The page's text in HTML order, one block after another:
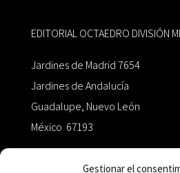
Gestionar el
EDITORIAL OCTAEDRO DIVISIÓN
Jardines de Madrid 7654
Jardines de Andalucía
Guadalupe, Nuevo León
México 67193